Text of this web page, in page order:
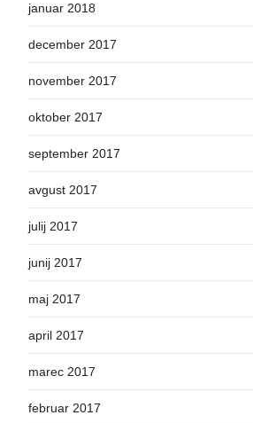
januar 2018
december 2017
november 2017
oktober 2017
september 2017
avgust 2017
julij 2017
junij 2017
maj 2017
april 2017
marec 2017
februar 2017